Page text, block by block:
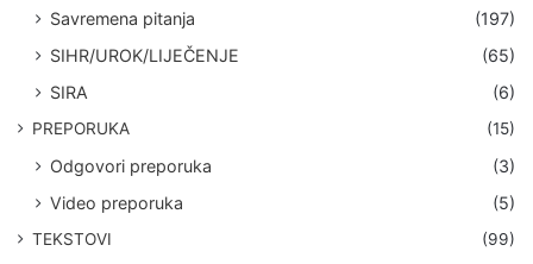
Savremena pitanja
(197)
SIHR/UROK/LIJEČENJE
(65)
SIRA
(6)
PREPORUKA (15)
Odgovori preporuka
(3)
Video preporuka
(5)
TEKSTOVI
(99)